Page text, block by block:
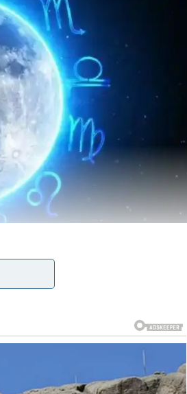
STE MAŠTALI
emotivnu jasnoću i osećaj da
nosili ste veliki teret u sebi. Mnogo
jaki čak i onda kada vam nije bilo